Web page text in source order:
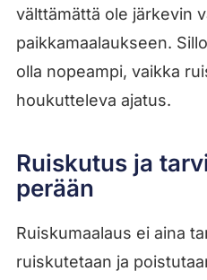
välttämättä ole järkevin
paikkamaalaukseen.
olla nopeampi, vaikka
houkutteleva ajatus.
Ruiskutus ja
perään
Ruiskumaalaus ei aina
ruiskutetaan ja